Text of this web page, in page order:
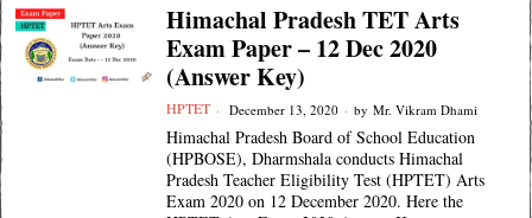
Himachal Pradesh TET Arts
Exam Paper – 12 Dec 2020
(Answer Key)
HPTET December 13, 2020 by Mr. Vikram Dhami
Himachal Pradesh Board of School Education
(HPBOSE), Dharmshala conducts Himachal
Pradesh Teacher Eligibility Test (HPTET) Arts
Exam 2020 on 12 December 2020. Here the